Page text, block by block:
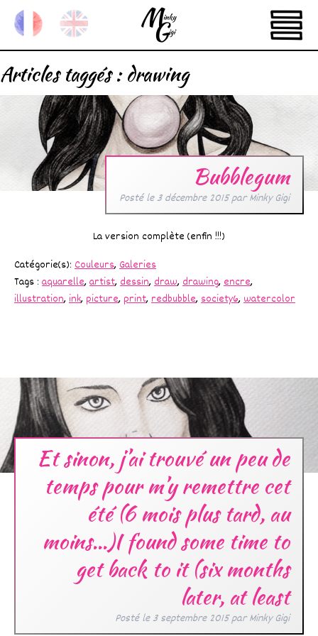
Articles taggés :drawing
Bubblegum
Posté le3 décembre 2015parMinky Gigi
La version complète (enfin !!!)
Catégorie(s): Couleurs,Galeries
Tags : aquarelle,artist,dessin,draw,drawing,encre,
illustration,ink, picture, print,redbubble,society6,watercolor
Et sinon, j’ai trouvé un peu de
temps pour m’y remettre cet
été (6 mois plus tard, au
moins…)I found some time to
get back to it (six months
later, at least
Posté le3 septembre 2015parMinky Gigi